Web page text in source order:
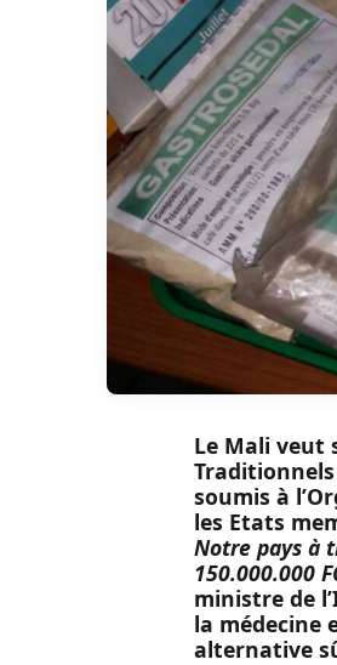
Le Mali veut
soumis à
les Etats
Notre pays à
150.000.000
ministre de
la médecine
alternative